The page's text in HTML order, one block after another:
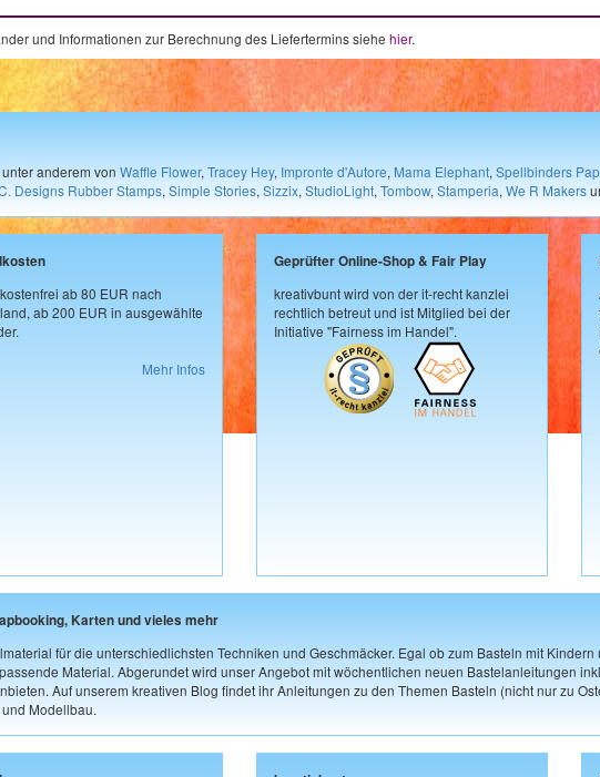
und Informationen zur Berechnung des Liefertermins siehe hier.
anderem von Waffle Flower, Tracey Hey, Impronte d'Autore, Mama Elephant, Spellbinders
Designs Rubber Stamps, Simple Stories, Sizzix, StudioLight, Tombow, Stamperia, We R Makers
ab 80 EUR nach
ab 200 EUR in ausgewählte
Mehr Infos
Geprüfter Online-Shop & Fair Play
kreativbunt wird von der it-recht kanzlei
rechtlich betreut und ist Mitglied bei der
Initiative "Fairness im Handel".
Karten und vieles mehr
für die unterschiedlichsten Techniken und Geschmäcker. Egal ob zum Basteln mit
Material. Abgerundet wird unser Angebot mit wöchentlichen neuen Bastelanleitungen
Auf unserem kreativen Blog findet ihr Anleitungen zu den Themen Basteln (nicht nur zu
Modellbau.